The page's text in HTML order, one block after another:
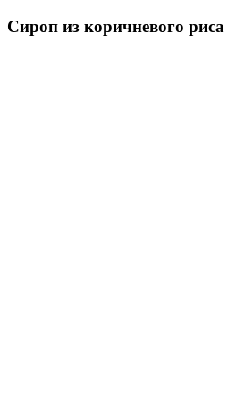
Сироп из коричневого риса